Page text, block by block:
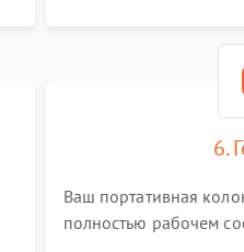
6.
Ваш портативная
полностью рабочем